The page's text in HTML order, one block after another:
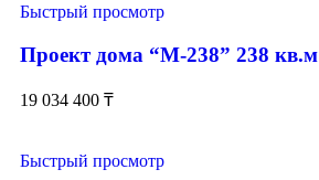
Быстрый просмотр
Проект дома “М-238” 238 кв.м
19 034 400 ₸
Быстрый просмотр